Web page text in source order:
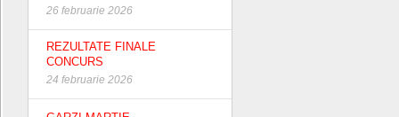
26 februarie 2026
REZULTATE FINALE
CONCURS
24 februarie 2026